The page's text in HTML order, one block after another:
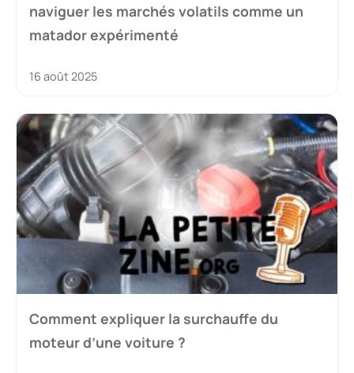
naviguer les marchés volatils comme un
matador expérimenté
16 août 2025
Comment expliquer la surchauffe du
moteur d’une voiture ?